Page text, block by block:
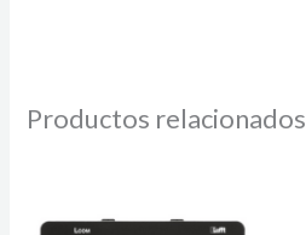
Productos relacionados